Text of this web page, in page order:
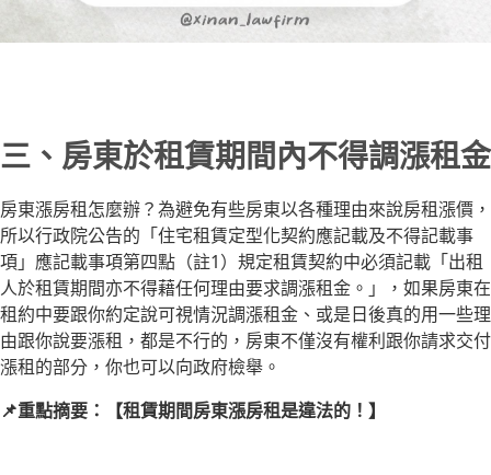
三、房東於租賃期間內不得調漲租金
房東漲房租怎麼辦？為避免有些房東以各種理由來說房租漲價，
所以行政院公告的「住宅租賃定型化契約應記載及不得記載事
項」應記載事項第四點（註1）規定租賃契約中必須記載「出租
人於租賃期間亦不得藉任何理由要求調漲租金。」，如果房東在
租約中要跟你約定說可視情況調漲租金、或是日後真的用一些理
由跟你說要漲租，都是不行的，房東不僅沒有權利跟你請求交付
漲租的部分，你也可以向政府檢舉。
📌重點摘要：【租賃期間房東漲房租是違法的！】